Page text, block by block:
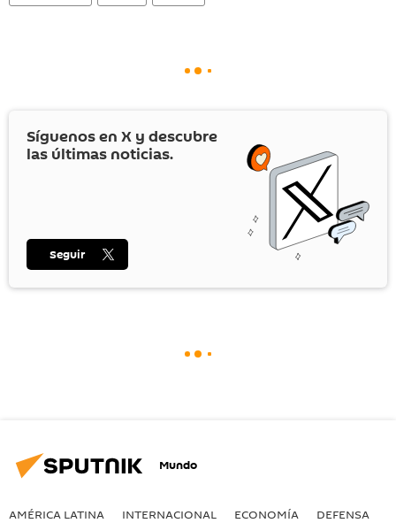
Síguenos en X y descubre
las últimas noticias.
Seguir
Mundo
AMÉRICA LATINA INTERNACIONAL ECONOMÍA DEFENSA